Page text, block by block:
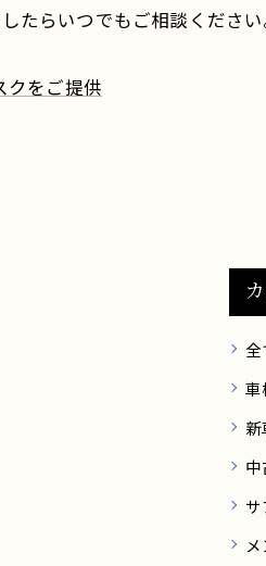
たらいつでもご相談ください
クをご提供
車
新
中